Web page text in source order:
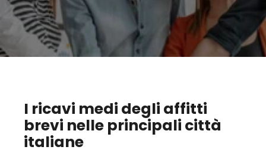
I ricavi medi degli affitti
brevi nelle principali città
italiane